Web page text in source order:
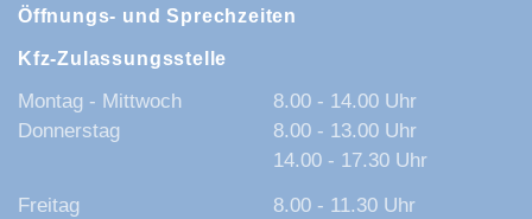
Öffnungs- und Sprechzeiten
Kfz-Zulassungsstelle
Montag - Mittwoch
8.00 - 14.00 Uhr
Donnerstag
8.00 - 13.00 Uhr
14.00 - 17.30 Uhr
Freitag
8.00 - 11.30 Uhr